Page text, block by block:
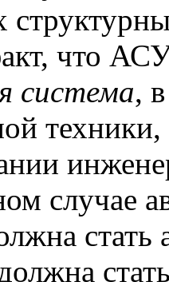
что
система,
техники,
случае